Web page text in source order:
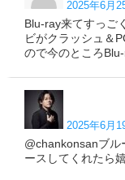
2025年6月
Blu-ray来てすっご
ビがクラッシュ＆
ので今のところ
2025年6月
@chankonsanブル
ースしてくれたら